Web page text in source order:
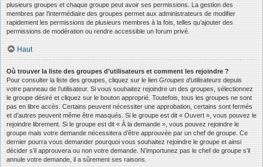
plusieurs groupes et chaque groupe peut avoir ses permissions. La gestion des
membres par l’intermédiaire des groupes permet aux administrateurs de modifier
rapidement les permissions de plusieurs membres à la fois, telles qu’ajouter des
permissions de modération ou rendre accessible un forum privé.
Haut
Où trouver la liste des groupes d’utilisateurs et comment les rejoindre ?
Pour consulter la liste des groupes, cliquez sur le lien Groupes d’utilisateurs depuis
votre panneau de l’utilisateur. Si vous souhaitez rejoindre un des groupes, sélectionnez
le groupe désiré et cliquez sur le bouton approprié. Toutefois, tous les groupes ne sont
pas en libre accès. Certains peuvent nécessiter une approbation, certains sont fermés
et d’autres peuvent même être masqués. Si le groupe est dit « Ouvert », vous pouvez le
rejoindre librement. Si le groupe est dit « À la demande », vous pouvez rejoindre le
groupe mais votre demande nécessitera d’être approuvée par un chef de groupe. Ce
dernier pourra vous demander pourquoi vous souhaitez rejoindre le groupe et ainsi
décider s’il approuvera ou non votre demande. N’importunez pas le chef de groupe s’il
annule votre demande, il a sûrement ses raisons.